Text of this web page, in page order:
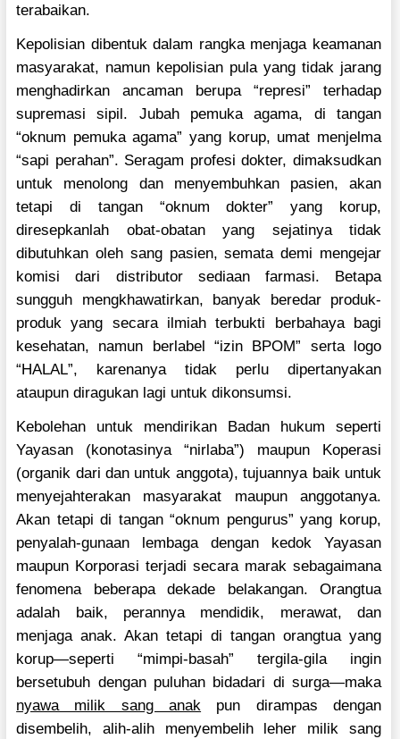
terabaikan.
Kepolisian dibentuk dalam rangka menjaga keamanan
masyarakat, namun kepolisian pula yang tidak jarang
menghadirkan ancaman berupa “represi” terhadap
supremasi sipil. Jubah pemuka agama, di tangan
“oknum pemuka agama” yang korup, umat menjelma
“sapi perahan”. Seragam profesi dokter, dimaksudkan
untuk menolong dan menyembuhkan pasien, akan
tetapi di tangan “oknum dokter” yang korup,
diresepkanlah obat-obatan yang sejatinya tidak
dibutuhkan oleh sang pasien, semata demi mengejar
komisi dari distributor sediaan farmasi. Betapa
sungguh mengkhawatirkan, banyak beredar produk-
produk yang secara ilmiah terbukti berbahaya bagi
kesehatan, namun berlabel “izin BPOM” serta logo
“HALAL”, karenanya tidak perlu dipertanyakan
ataupun diragukan lagi untuk dikonsumsi.
Kebolehan untuk mendirikan Badan hukum seperti
Yayasan (konotasinya “nirlaba”) maupun Koperasi
(organik dari dan untuk anggota), tujuannya baik untuk
menyejahterakan masyarakat maupun anggotanya.
Akan tetapi di tangan “oknum pengurus” yang korup,
penyalah-gunaan lembaga dengan kedok Yayasan
maupun Korporasi terjadi secara marak sebagaimana
fenomena beberapa dekade belakangan. Orangtua
adalah baik, perannya mendidik, merawat, dan
menjaga anak. Akan tetapi di tangan orangtua yang
korup—seperti “mimpi-basah” tergila-gila ingin
bersetubuh dengan puluhan bidadari di surga—maka
nyawa milik sang anak pun dirampas dengan
disembelih, alih-alih menyembelih leher milik sang